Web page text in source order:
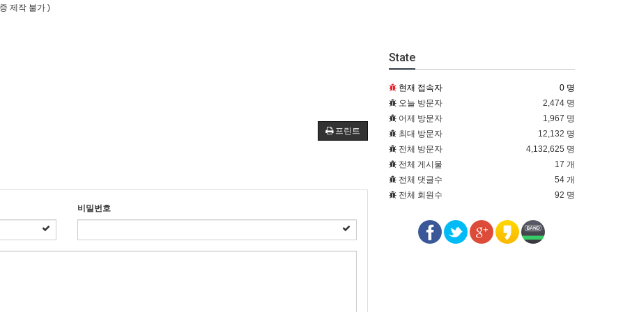
제작 불가 )
프린트
비밀번호
State
현재 접속자
0 명
오늘 방문자
2,474 명
어제 방문자
1,967 명
최대 방문자
12,132 명
전체 방문자
4,132,625 명
전체 게시물
17 개
전체 댓글수
54 개
전체 회원수
92 명